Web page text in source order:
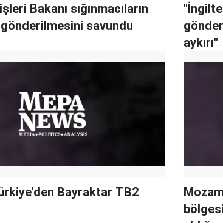
Bakanı sığınmacıların
savundu
aykırı"
Bayraktar TB2